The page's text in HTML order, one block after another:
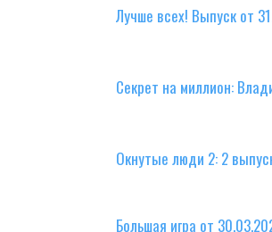
Лучше всех! Выпуск от
Секрет на миллион:
Окнутые люди 2: 2
Большая игра от